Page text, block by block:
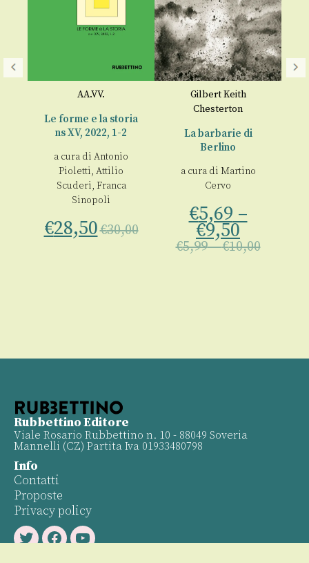
AA.VV.
Le forme e la storia
ns XV, 2022, 1-2
a cura di Antonio
Pioletti, Attilio
Scuderi, Franca
Sinopoli
€28,50€30,00
Gilbert Keith
Chesterton
La barbarie di
Berlino
a cura di Martino
Cervo
€5,69 –
€9,50
€5,99–€10,00
Rubbettino Editore
Viale Rosario Rubbettino n. 10 - 88049 Soveria
Mannelli (CZ) Partita Iva 01933480798
Info
Contatti
Proposte
Privacy policy
TwitterFacebookYoutube